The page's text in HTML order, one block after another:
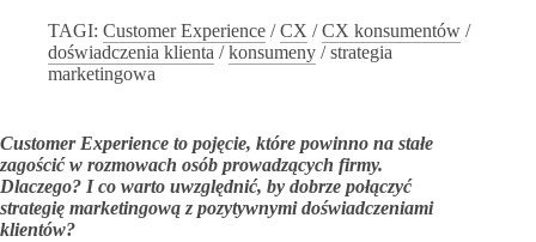
TAGI: Customer Experience /CX /CX konsumentów /
doświadczenia klienta /konsumeny /strategia
marketingowa
Customer Experience to pojęcie, które powinno na stałe
zagościć w rozmowach osób prowadzących firmy.
Dlaczego? I co warto uwzględnić, by dobrze połączyć
strategię marketingową z pozytywnymi doświadczeniami
klientów?